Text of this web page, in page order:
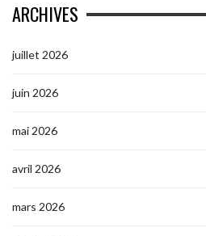
ARCHIVES
juillet 2026
juin 2026
mai 2026
avril 2026
mars 2026